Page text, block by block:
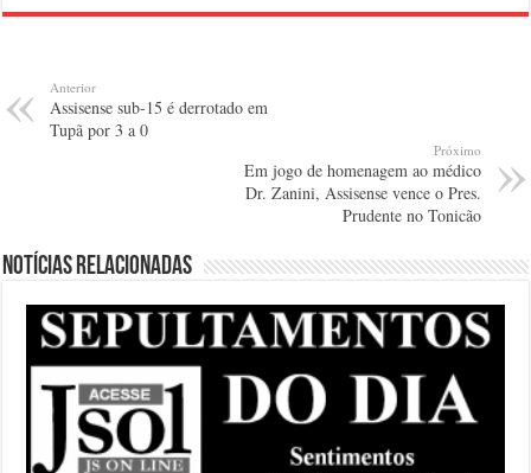
Anterior
Assisense sub-15 é derrotado em
Tupã por 3 a 0
Próximo
Em jogo de homenagem ao médico
Dr. Zanini, Assisense vence o Pres.
Prudente no Tonicão
Notícias relacionadas